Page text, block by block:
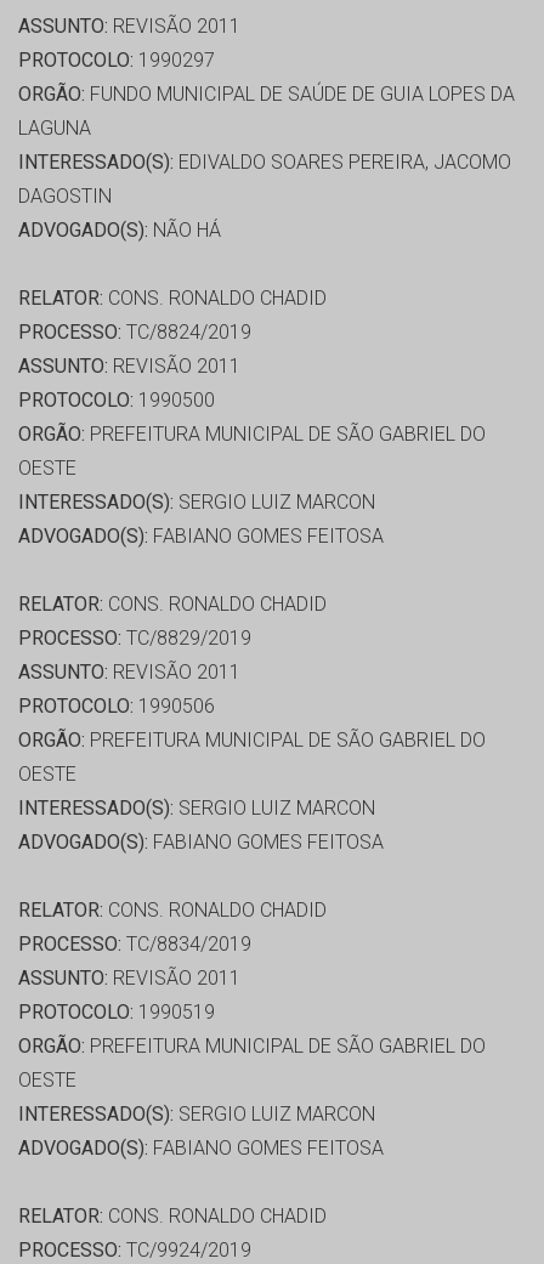
ASSUNTO: REVISÃO 2011
PROTOCOLO: 1990297
ORGÃO: FUNDO MUNICIPAL DE SAÚDE DE GUIA LOPES DA
LAGUNA
INTERESSADO(S): EDIVALDO SOARES PEREIRA, JACOMO
DAGOSTIN
ADVOGADO(S): NÃO HÁ
RELATOR: CONS. RONALDO CHADID
PROCESSO: TC/8824/2019
ASSUNTO: REVISÃO 2011
PROTOCOLO: 1990500
ORGÃO: PREFEITURA MUNICIPAL DE SÃO GABRIEL DO
OESTE
INTERESSADO(S): SERGIO LUIZ MARCON
ADVOGADO(S): FABIANO GOMES FEITOSA
RELATOR: CONS. RONALDO CHADID
PROCESSO: TC/8829/2019
ASSUNTO: REVISÃO 2011
PROTOCOLO: 1990506
ORGÃO: PREFEITURA MUNICIPAL DE SÃO GABRIEL DO
OESTE
INTERESSADO(S): SERGIO LUIZ MARCON
ADVOGADO(S): FABIANO GOMES FEITOSA
RELATOR: CONS. RONALDO CHADID
PROCESSO: TC/8834/2019
ASSUNTO: REVISÃO 2011
PROTOCOLO: 1990519
ORGÃO: PREFEITURA MUNICIPAL DE SÃO GABRIEL DO
OESTE
INTERESSADO(S): SERGIO LUIZ MARCON
ADVOGADO(S): FABIANO GOMES FEITOSA
RELATOR: CONS. RONALDO CHADID
PROCESSO: TC/9924/2019